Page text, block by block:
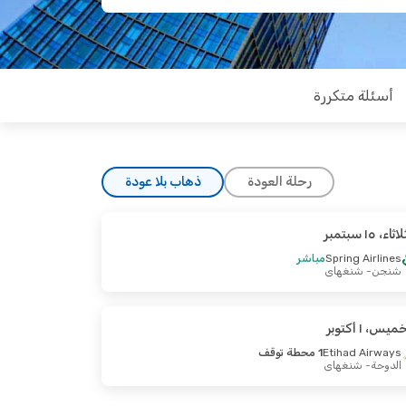
أسئلة متكررة
رحلة العودة ذهاب بلا عودة
٧ أكتوبر
١٥ سبتمبر
Spring Airlinesمباشر
شنجن- شنغهاي
١ أكتوبر
Etihad Airways1 محطة توقف
الدوحة- شنغهاي